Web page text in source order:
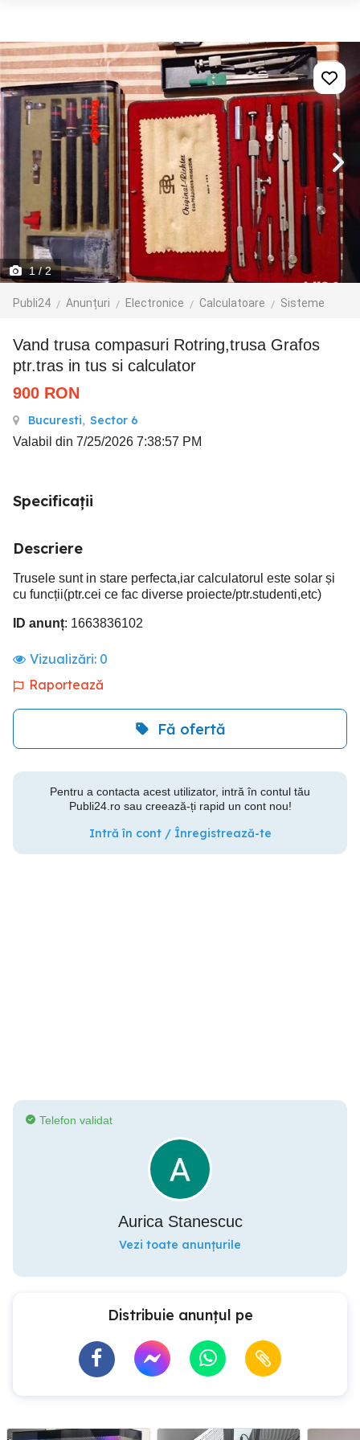
1/ 2
Publi24 Anunțuri Electronice Calculatoare Sisteme
Vand trusa compasuri Rotring,trusa Grafos
ptr.tras in tus si calculator
900 RON
Bucuresti, Sector 6
Valabil din 7/25/2026 7:38:57 PM
Specificații
Descriere
Trusele sunt in stare perfecta,iar calculatorul este solar și
cu funcții(ptr.cei ce fac diverse proiecte/ptr.studenti,etc)
ID anunț: 1663836102
Vizualizări: 0
Raportează
Fă ofertă
Pentru a contacta acest utilizator, intră în contul tău
Publi24.ro sau creează-ți rapid un cont nou!
Intră în cont / Înregistrează-te
Telefon validat
Aurica Stanescuc
Vezi toate anunțurile
Distribuie anunțul pe